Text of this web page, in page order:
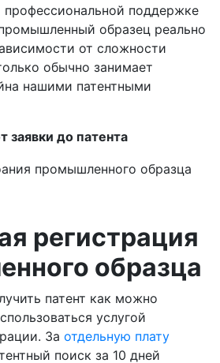
поддержке
образец реально
от сложности
обычно занимает
нашими патентными
заявки до патента
регистрация
образца
патент как можно
услугой
За отдельную плату
поиск за 10 дней